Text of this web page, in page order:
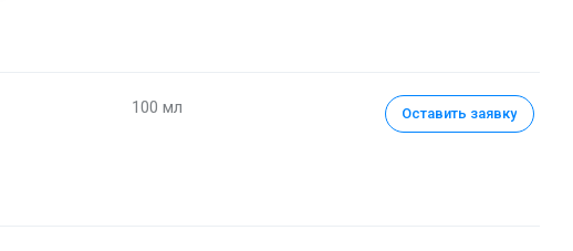
100 мл Оставить заявку